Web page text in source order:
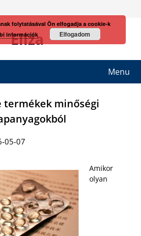
Eliza
Menu
termékek minőségi
05-07
Amikor
olyan
folytatásával Ön elfogadja a cookie-k
információk Elfogadom